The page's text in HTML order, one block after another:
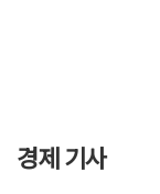
경제 기사